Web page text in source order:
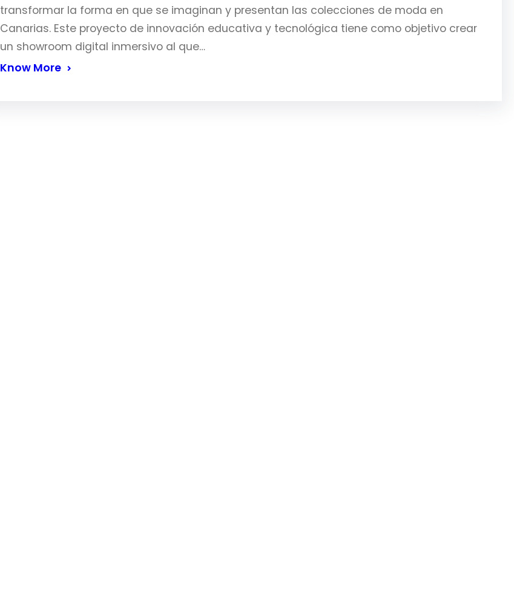
transformar la forma en que se imaginan y presentan las colecciones de moda en
Canarias. Este proyecto de innovación educativa y tecnológica tiene como objetivo crear
un showroom digital inmersivo al que…
Know More